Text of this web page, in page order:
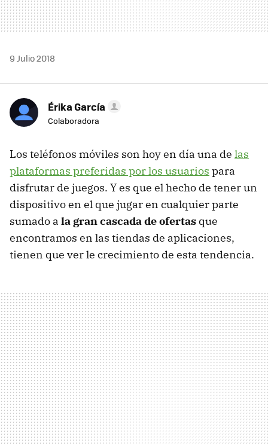
9 Julio 2018
Érika García
Colaboradora
Los teléfonos móviles son hoy en día una de las
plataformas preferidas por los usuarios para
disfrutar de juegos. Y es que el hecho de tener un
dispositivo en el que jugar en cualquier parte
sumado a la gran cascada de ofertas que
encontramos en las tiendas de aplicaciones,
tienen que ver le crecimiento de esta tendencia.